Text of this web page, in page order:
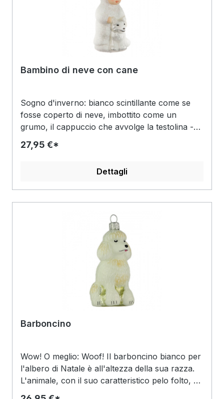
Bambino di neve con cane
Sogno d'inverno: bianco scintillante come se
fosse coperto di neve, imbottito come un
grumo, il cappuccio che avvolge la testolina -
infilato il bel bambino, con solo il bel viso
biondi sulla fronte che fanno capolino oltre alle
lontananza. Nota: date un'occhiata anche alle
altre figure della collezione Snow Child.
27,95 €*
Dettagli
Barboncino
Wow! O meglio: Woof! Il barboncino bianco per
l'albero di Natale è all'altezza della sua razza.
L'animale, con il suo caratteristico pelo folto, ha